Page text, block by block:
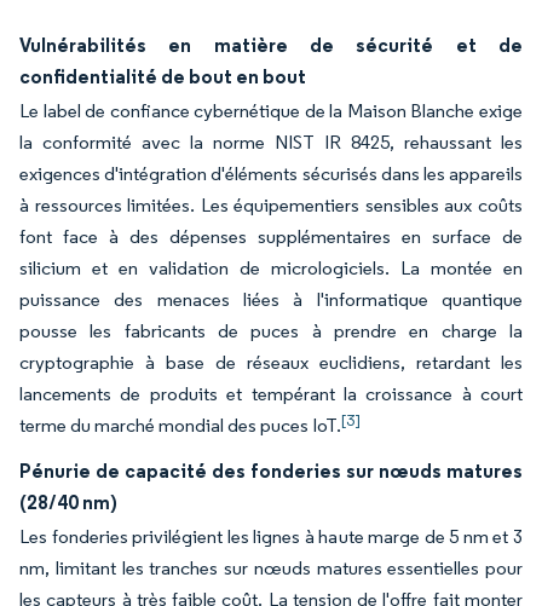
Vulnérabilités en matière de sécurité et de
confidentialité de bout en bout
Le label de confiance cybernétique de la Maison Blanche exige
la conformité avec la norme NIST IR 8425, rehaussant les
exigences d'intégration d'éléments sécurisés dans les appareils
à ressources limitées. Les équipementiers sensibles aux coûts
font face à des dépenses supplémentaires en surface de
silicium et en validation de micrologiciels. La montée en
puissance des menaces liées à l'informatique quantique
pousse les fabricants de puces à prendre en charge la
cryptographie à base de réseaux euclidiens, retardant les
lancements de produits et tempérant la croissance à court
terme du marché mondial des puces IoT.[3]
Pénurie de capacité des fonderies sur nœuds matures
(28/40 nm)
Les fonderies privilégient les lignes à haute marge de 5 nm et 3
nm, limitant les tranches sur nœuds matures essentielles pour
les capteurs à très faible coût. La tension de l'offre fait monter